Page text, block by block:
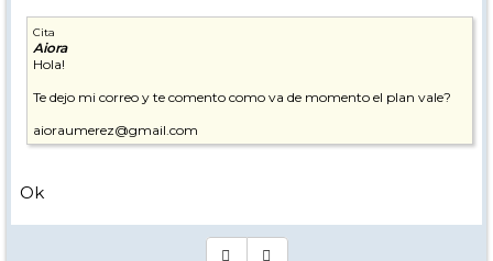
Cita
Aiora
Hola!
Te dejo mi correo y te comento como va de momento el plan vale?
aioraumerez@gmail.com
Ok